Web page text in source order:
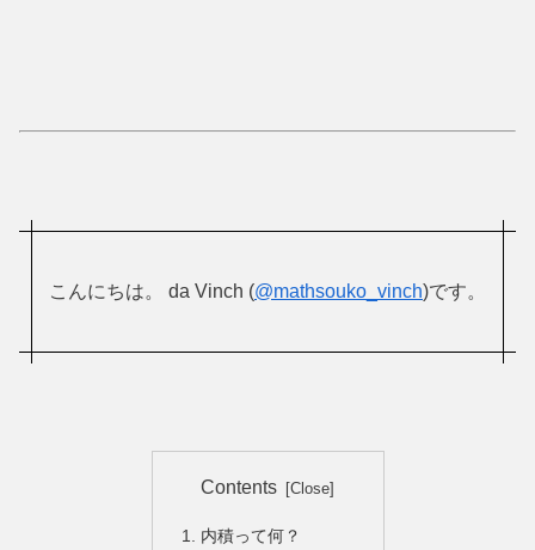
こんにちは。 da Vinch (@mathsouko_vinch)です。
Contents
内積って何？